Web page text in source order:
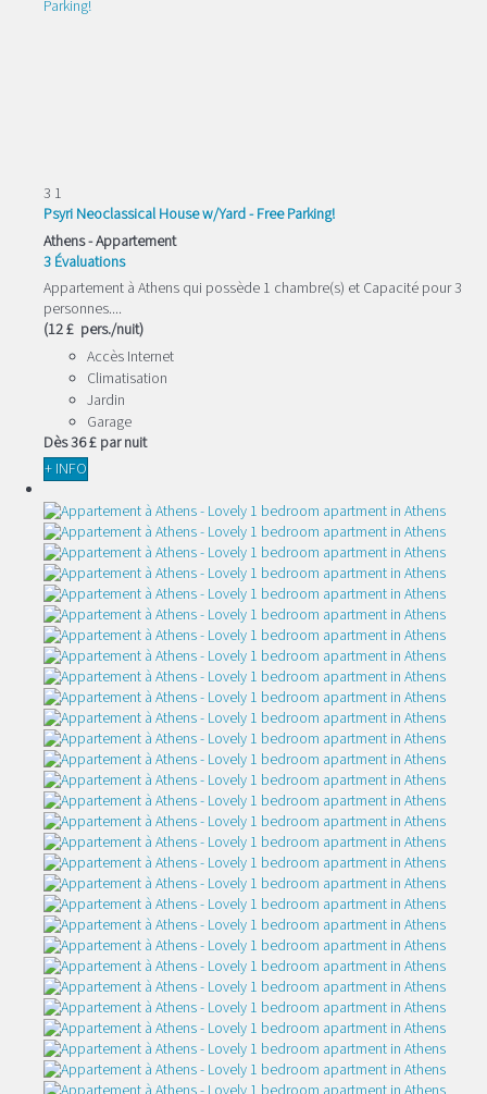
3 1
Psyri Neoclassical House w/Yard - Free Parking!
Athens -Appartement
3 Évaluations
Appartement à Athens qui possède 1 chambre(s) et Capacité pour 3
personnes....
(12 £ pers./nuit)
Accès Internet
Climatisation
Jardin
Garage
Dès36 £ par nuit
+ INFO